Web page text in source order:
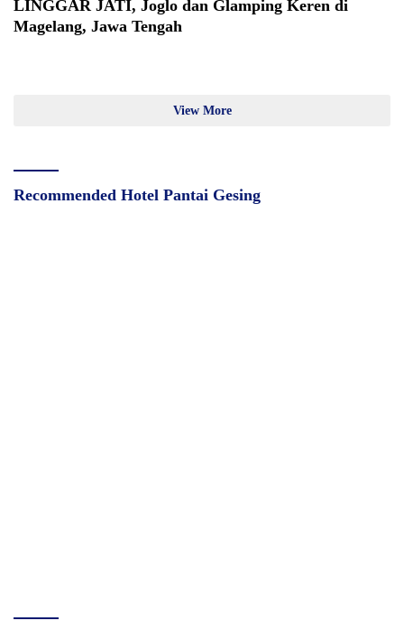
LINGGAR JATI, Joglo dan Glamping Keren di
Magelang, Jawa Tengah
View More
Recommended Hotel Pantai Gesing